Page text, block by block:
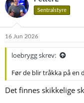
Sentralstyre
16 Jun 2026
loebrygg skrev:
Før de blir tråkka på en
Det finnes skikkelige